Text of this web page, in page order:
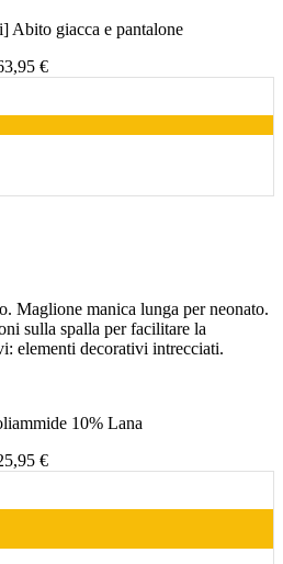
Abito giacca e pantalone
€
Maglione manica lunga per neonato.
sulla spalla per facilitare la
elementi decorativi intrecciati.
10% Lana
€